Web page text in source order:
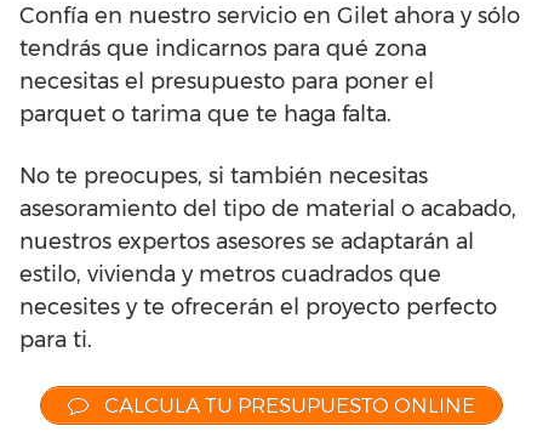
Confía en nuestro servicio en Gilet ahora y sólo
tendrás que indicarnos para qué zona
necesitas el presupuesto para poner el
parquet o tarima que te haga falta.
No te preocupes, si también necesitas
asesoramiento del tipo de material o acabado,
nuestros expertos asesores se adaptarán al
estilo, vivienda y metros cuadrados que
necesites y te ofrecerán el proyecto perfecto
para ti.
CALCULA TU PRESUPUESTO ONLINE